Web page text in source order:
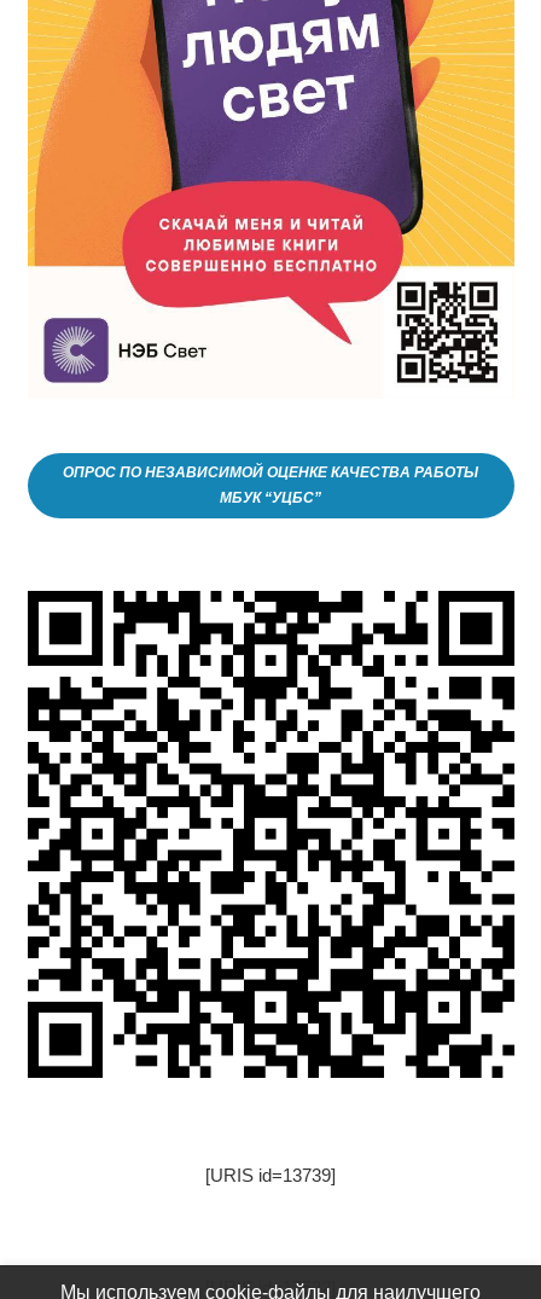
ОПРОС ПО НЕЗАВИСИМОЙ ОЦЕНКЕ КАЧЕСТВА РАБОТЫ
МБУК “УЦБС”
[URIS id=13739]
[URIS id=17522]
Мы используем cookie-файлы для наилучшего